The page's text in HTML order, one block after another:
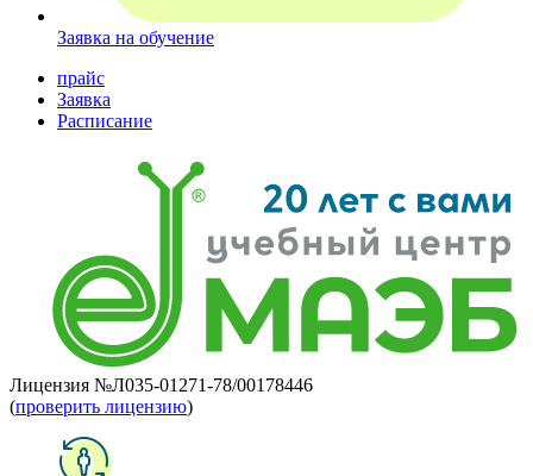
Заявка на обучение
прайс
Заявка
Расписание
Лицензия №Л035-01271-78/00178446
(проверить лицензию)